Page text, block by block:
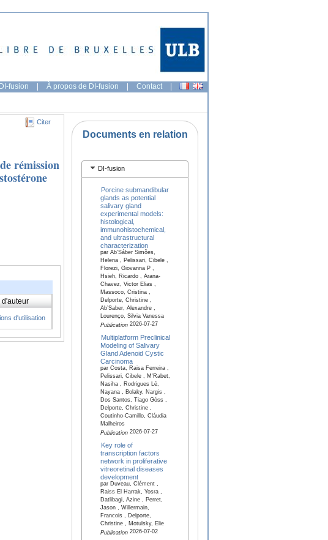
fusion | À propos de DI-fusion | Contact |
Citer
rémission
d'auteur
d'utilisation
Documents en relation
DI-fusion
Porcine submandibular
glands as potential
salivary gland
experimental models:
histological,
immunohistochemical,
and ultrastructural
characterization
par Ab’Sáber Simões,
Helena , Pelissari, Cibele ,
Florezi, Giovanna P ,
Hsieh, Ricardo , Arana-
Chavez, Victor Elias ,
Massoco, Cristina ,
Delporte, Christine ,
Ab’Saber, Alexandre ,
Lourenço, Silvia Vanessa
Publication2026-07-27
Multiplatform Preclinical
Modeling of Salivary
Gland Adenoid Cystic
Carcinoma
par Costa, Raisa Ferreira ,
Pelissari, Cibele , M'Rabet,
Nasiha , Rodrigues Lé,
Nayana , Bolaky, Nargis ,
Dos Santos, Tiago Góss ,
Delporte, Christine ,
Coutinho-Camillo, Cláudia
Malheiros
Publication2026-07-27
Key role of
transcription factors
network in proliferative
vitreoretinal diseases
development
par Duveau, Clément ,
Raiss El Harrak, Yosra ,
Datlibagi, Azine , Perret,
Jason , Willermain,
Francois , Delporte,
Christine , Motulsky, Elie
Publication2026-07-02